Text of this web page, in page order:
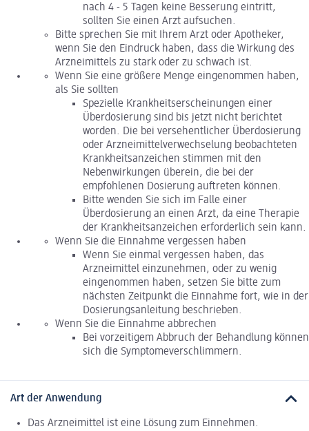
nach 4 - 5 Tagen keine Besserung eintritt,
sollten Sie einen Arzt aufsuchen.
Bitte sprechen Sie mit Ihrem Arzt oder Apotheker,
wenn Sie den Eindruck haben, dass die Wirkung des
Arzneimittels zu stark oder zu schwach ist.
Wenn Sie eine größere Menge eingenommen haben,
als Sie sollten
Spezielle Krankheitserscheinungen einer
Überdosierung sind bis jetzt nicht berichtet
worden. Die bei versehentlicher Überdosierung
oder Arzneimittelverwechselung beobachteten
Krankheitsanzeichen stimmen mit den
Nebenwirkungen überein, die bei der
empfohlenen Dosierung auftreten können.
Bitte wenden Sie sich im Falle einer
Überdosierung an einen Arzt, da eine Therapie
der Krankheitsanzeichen erforderlich sein kann.
Wenn Sie die Einnahme vergessen haben
Wenn Sie einmal vergessen haben, das
Arzneimittel einzunehmen, oder zu wenig
eingenommen haben, setzen Sie bitte zum
nächsten Zeitpunkt die Einnahme fort, wie in der
Dosierungsanleitung beschrieben.
Wenn Sie die Einnahme abbrechen
Bei vorzeitigem Abbruch der Behandlung können
sich die Symptomeverschlimmern.
Art der Anwendung
Das Arzneimittel ist eine Lösung zum Einnehmen.